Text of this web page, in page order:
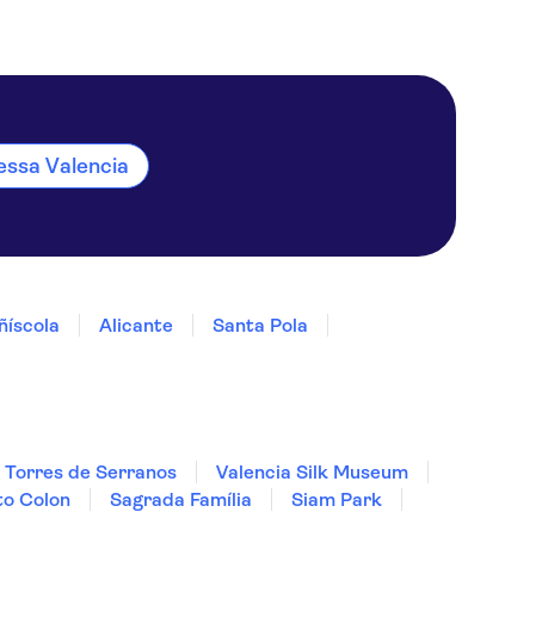
Valencia
Alicante
Santa Pola
Torres de Serranos
Valencia Silk Museum
Colon Sagrada Família
Siam Park